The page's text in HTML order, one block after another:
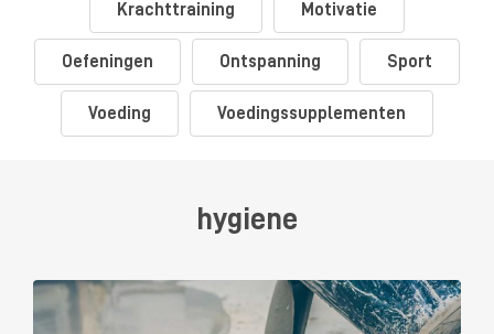
Krachttraining Motivatie
Oefeningen Ontspanning Sport
Voeding Voedingssupplementen
hygiene